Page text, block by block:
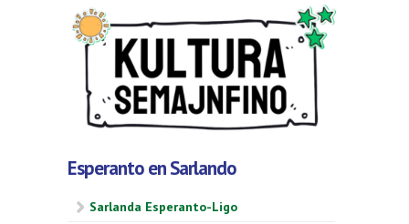
Esperanto en Sarlando
Sarlanda Esperanto-Ligo